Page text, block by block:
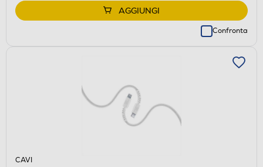
AGGIUNGI
Confronta
CAVI